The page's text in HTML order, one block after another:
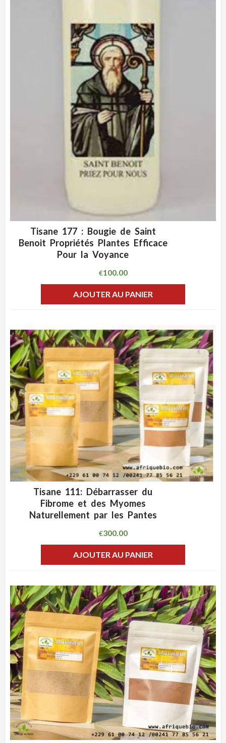
ADD WISHLIST
Tisane 177 : Bougie de Saint
Benoit Propriétés Plantes Efficace
Pour la Voyance
€100.00
AJOUTER AU PANIER
ADD WISHLIST
Tisane 111: Débarrasser du
Fibrome et des Myomes
Naturellement par les Pantes
€300.00
AJOUTER AU PANIER